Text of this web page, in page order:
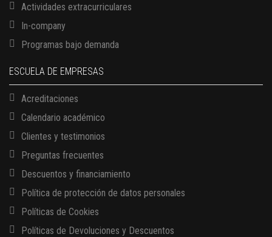
Actividades extracurriculares
In-company
Programas bajo demanda
ESCUELA DE EMPRESAS
Acreditaciones
Calendario académico
Clientes y testimonios
Preguntas frecuentes
Descuentos y financiamiento
Política de protección de datos personales
Políticas de Cookies
Políticas de Devoluciones y Descuentos
13 AGOSTO, 2026